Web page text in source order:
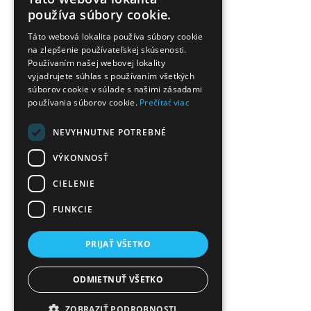
používa súbory cookie.
Táto webová lokalita používa súbory cookie
na zlepšenie používateľskej skúsenosti.
Používaním našej webovej lokality
vyjadrujete súhlas s používaním všetkých
súborov cookie v súlade s našimi zásadami
používania súborov cookie. Prečítať viac
NEVYHNUTNE POTREBNÉ
VÝKONNOSŤ
CIELENIE
FUNKCIE
PRIJAŤ VŠETKO
ODMIETNUŤ VŠETKO